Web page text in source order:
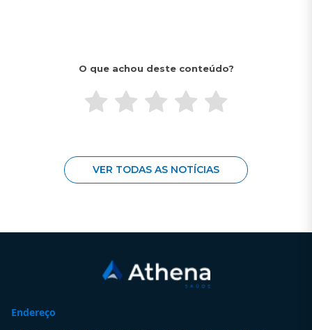
O que achou deste conteúdo?
VER TODAS AS NOTÍCIAS
Endereço